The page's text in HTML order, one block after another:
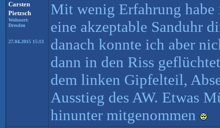
Carsten
Pietzsch
Wohnort:
Dresden
27.04.2015 15:13
Mit wenig Erfahrung habe
eine akzeptable Sanduhr
danach konnte ich aber
dann in den Riss
dem linken Gipfelteil,
Ausstieg des AW. Etwas
hinunter mitgenommen